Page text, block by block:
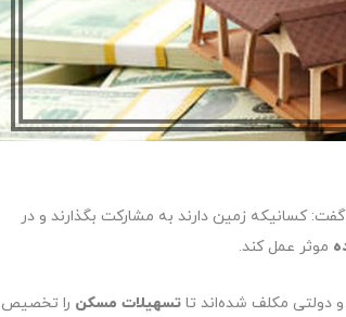
کسانیکه زمین دارند به مشارکت بگذارند و در
موثر عمل کند.
دولتی مکلف شده‌اند تا تسهیلات مسکن را تخصیص